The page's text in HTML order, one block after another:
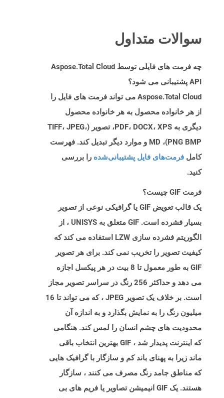
سوالات متداول
چه فرمت های فایلی توسط Aspose.Total Cloud
API پشتیبانی می شود؟
Aspose.Total Cloud می تواند فرمت های فایل را
از هر خانواده محصول به هر خانواده محصول
دیگری به PDF، DOCX، XPS، تصویر (TIFF، JPEG،
PNG BMP)، MD و موارد دیگر تبدیل کند. فهرست
کامل فرمت‌های فایل پشتیبانی‌شده را بررسی
کنید.
فرمت GIF چیست؟
یک قالب تعویض GIF یا گرافیکی نوعی از تصویر
بسیار فشرده است. GIF متعلق به UNISYS ، از
الگوریتم فشرده سازی LZW استفاده می کند که
کیفیت تصویر را تخریب نمی کند. برای هر تصویر
GIF به طور معمول تا 8 بیت در هر پیکسل اجازه
می دهد و حداکثر 256 رنگ در سراسر تصویر مجاز
است. بر خلاف یک تصویر JPEG ، که می تواند تا 16
میلیون رنگ را به نمایش بگذارد و به اندازه آن
محدودیت های چشم انسان را لمس کند. هنگامی
که اینترنت پدیدار شد ، GIF بهترین انتخاب باقی
ماند زیرا به پهنای باند کم و سازگار با گرافیک هایی
که مناطق جامد رنگ مصرف می کنند ، سازگار
هستند. یک GIF انیمیشن تصاویر یا فریم های بی